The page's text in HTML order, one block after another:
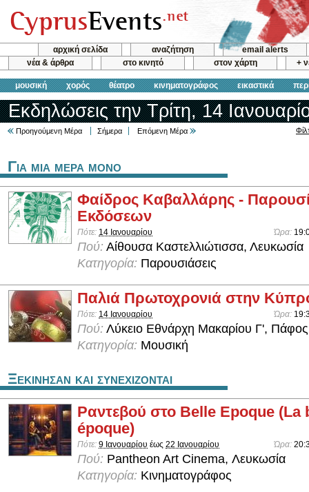
αρχική σελίδα αναζήτηση
email alerts
νέα & άρθρα
στο κινητό στον χάρτη +
μουσική χορός θέατρο κινηματογράφος εικαστικά
Εκδηλώσεις την Τρίτη, 14
Προηγούμενη Μέρα Σήμερα Επόμενη Μέρα
Για μια μερα μονο
Φαίδρος Καβαλλάρης -
Εκδόσεων
Πότε: 14 Ιανουαρίου Ώρα:
Πού: Αίθουσα Καστελλιώτισσα, Λευκωσία
Κατηγορία: Παρουσιάσεις
Παλιά Πρωτοχρονιά στην
Πότε: 14 Ιανουαρίου Ώρα:
Πού: Λύκειο Εθνάρχη Μακαρίου Γ', Πάφος
Κατηγορία: Μουσική
Ξεκινησαν και συνεχιζονται
Ραντεβού στο Belle Epoque (La
époque)
Πότε: 9 Ιανουαρίου έως 22 Ιανουαρίου Ώρα:
Πού: Pantheon Art Cinema, Λευκωσία
Κατηγορία: Κινηματογράφος